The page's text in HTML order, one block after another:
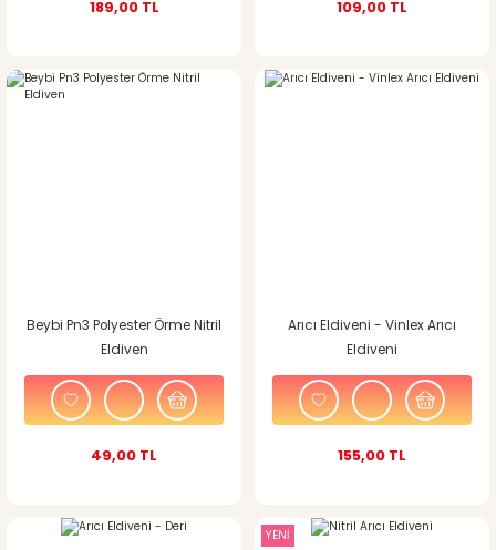
189,00 TL 109,00 TL
Beybi Pn3 Polyester Örme Nitril
Eldiven
49,00 TL
Arıcı Eldiveni - Vinlex Arıcı
Eldiveni
155,00 TL
YENİ